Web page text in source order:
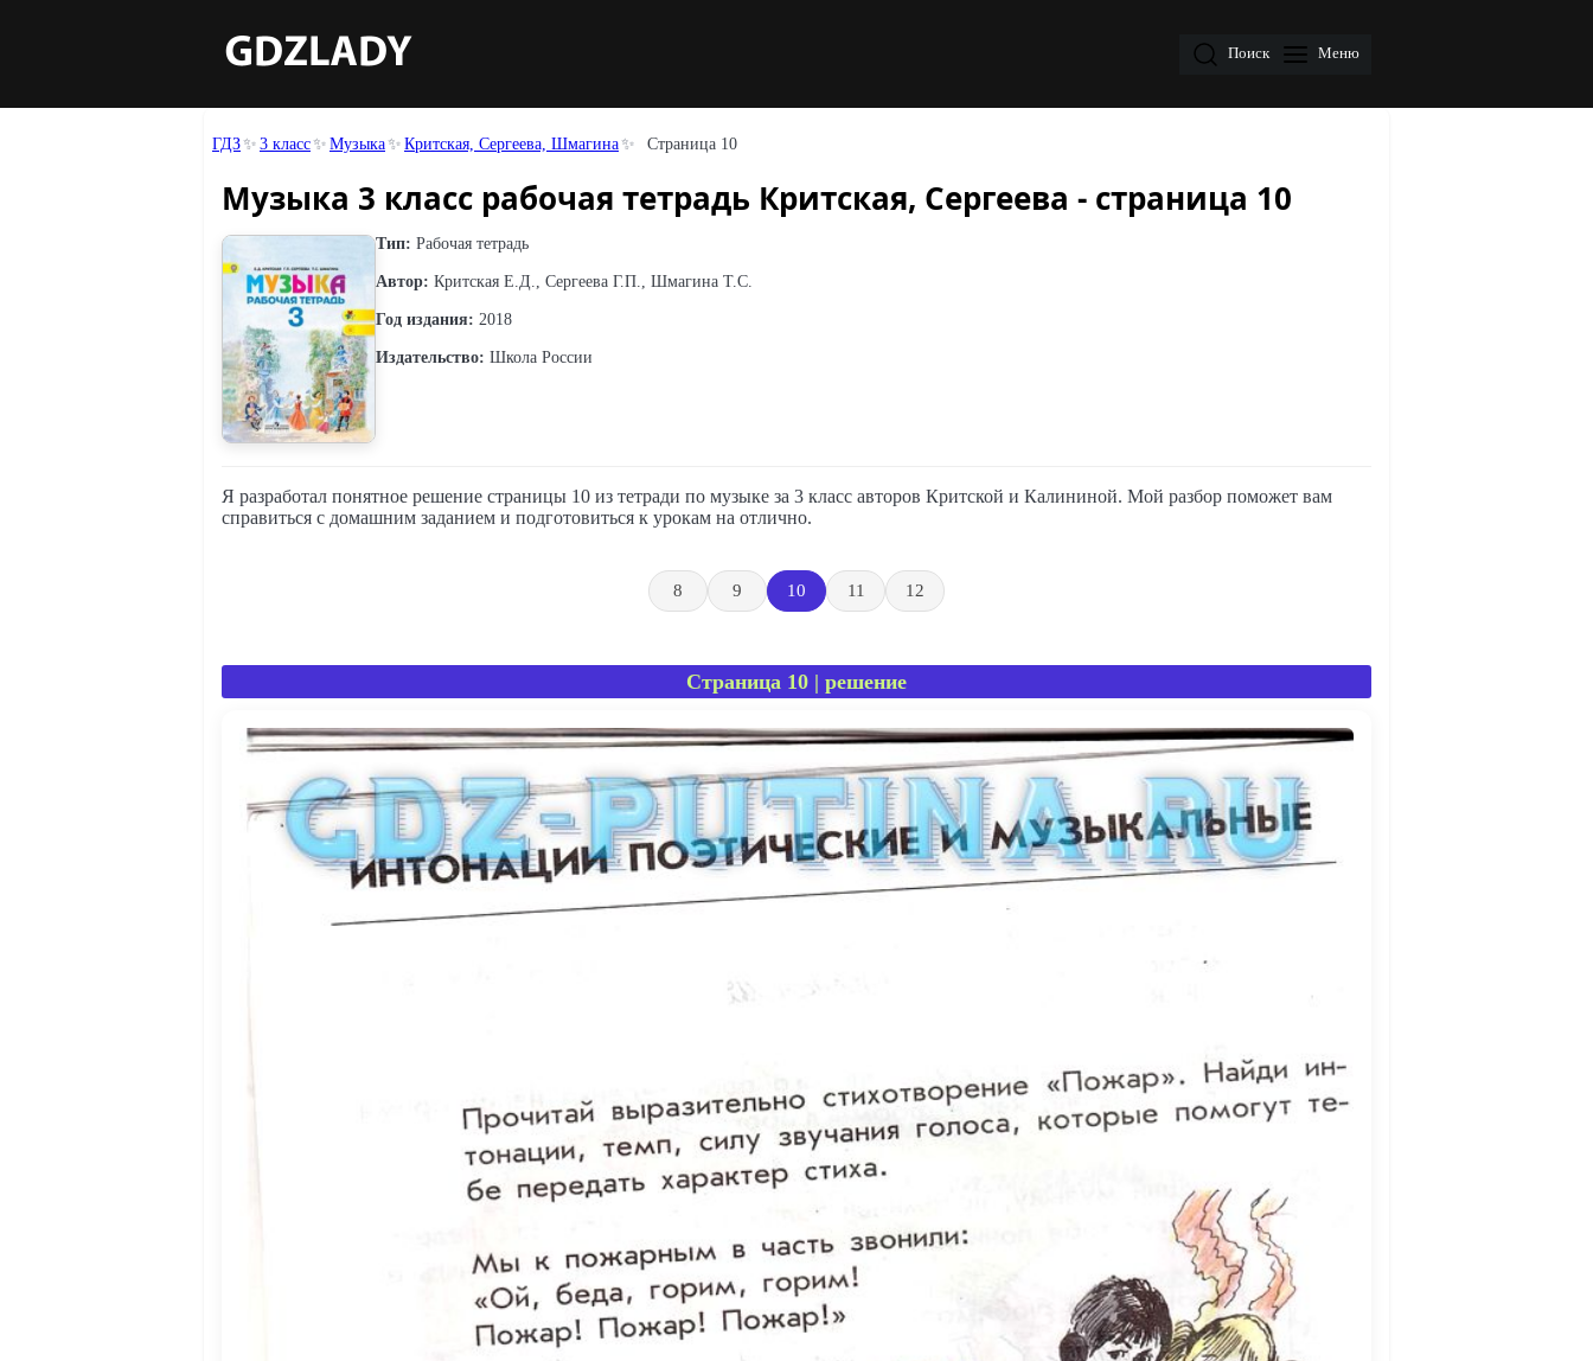
Поиск Меню
ГДЗ 3 класс Музыка Критская, Сергеева, Шмагина Страница 10
Музыка 3 класс рабочая тетрадь Критская, Сергеева - страница 10
Тип: Рабочая тетрадь
Автор: Критская Е.Д., Сергеева Г.П., Шмагина Т.С.
Год издания: 2018
Издательство: Школа России
Я разработал понятное решение страницы 10 из тетради по музыке за 3 класс авторов Критской и Калининой. Мой разбор поможет вам
справиться с домашним заданием и подготовиться к урокам на отлично.
8 9 10 11 12
Страница 10 | решение